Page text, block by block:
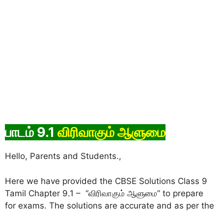
பாடம் 9.1 விரிவாகும் ஆளுமை
Hello, Parents and Students.,
Here we have provided the CBSE Solutions Class 9
Tamil Chapter 9.1 – “விரிவாகும் ஆளுமை” to prepare
for exams. The solutions are accurate and as per the